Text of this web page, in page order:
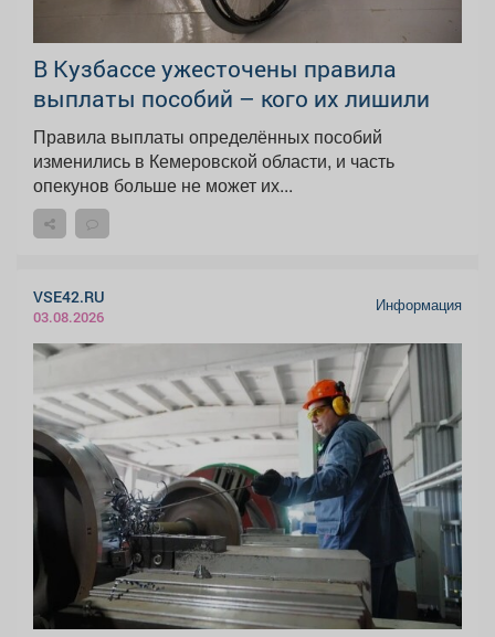
В Кузбассе ужесточены правила
выплаты пособий – кого их лишили
Правила выплаты определённых пособий
изменились в Кемеровской области, и часть
опекунов больше не может их...
VSE42.RU
03.08.2026
Информация